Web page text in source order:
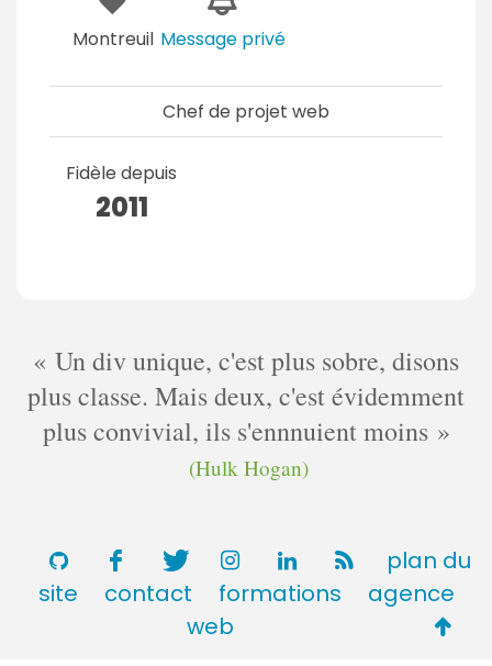
Montreuil Message privé
Chef de projet web
Fidèle depuis
2011
Un div unique, c'est plus sobre, disons
plus classe. Mais deux, c'est évidemment
plus convivial, ils s'ennnuient moins
(Hulk Hogan)
plan du
site
contact formations
agence
web